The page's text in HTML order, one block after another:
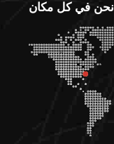
نحن في كل مكان